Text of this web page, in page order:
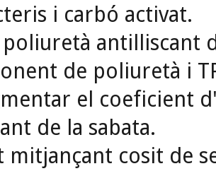
i carbó activat.
poliuretà antilliscant
de poliuretà i
el coeficient
de la sabata.
mitjançant cosit de